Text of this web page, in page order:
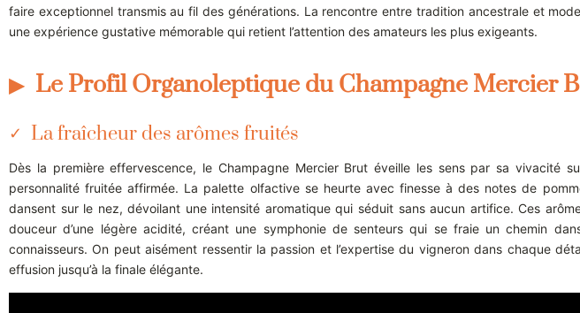
faire exceptionnel transmis au fil des générations. La rencontre entre tradition ancestrale et
une expérience gustative mémorable qui retient l’attention des amateurs les plus exigeants.
Le Profil Organoleptique du Champagne Mercier
La fraîcheur des arômes fruités
Dès la première effervescence, le Champagne Mercier Brut éveille les sens par sa vivacité
personnalité fruitée affirmée. La palette olfactive se heurte avec finesse à des notes de
dansent sur le nez, dévoilant une intensité aromatique qui séduit sans aucun artifice. Ces
douceur d’une légère acidité, créant une symphonie de senteurs qui se fraie un chemin
connaisseurs. On peut aisément ressentir la passion et l’expertise du vigneron dans chaque
effusion jusqu’à la finale élégante.